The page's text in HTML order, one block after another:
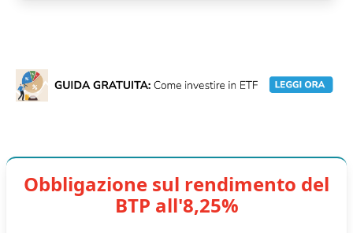
Obbligazione sul rendimento del
BTP all'8,25%